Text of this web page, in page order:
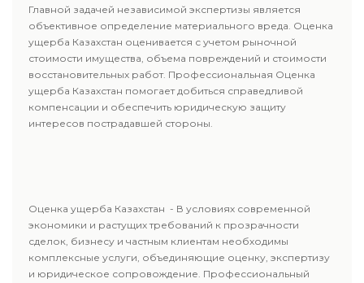
Главной задачей независимой экспертизы является
объективное определение материального вреда. Оценка
ущерба Казахстан оценивается с учетом рыночной
стоимости имущества, объема повреждений и стоимости
восстановительных работ. Профессиональная Оценка
ущерба Казахстан помогает добиться справедливой
компенсации и обеспечить юридическую защиту
интересов пострадавшей стороны.
Оценка ущерба Казахстан - В условиях современной
экономики и растущих требований к прозрачности
сделок, бизнесу и частным клиентам необходимы
комплексные услуги, объединяющие оценку, экспертизу
и юридическое сопровождение. Профессиональный